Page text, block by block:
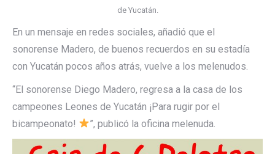
de Yucatán.
En un mensaje en redes sociales, añadió que el
sonorense Madero, de buenos recuerdos en su estadía
con Yucatán pocos años atrás, vuelve a los melenudos.
“El sonorense Diego Madero, regresa a la casa de los
campeones Leones de Yucatán ¡Para rugir por el
bicampeonato!
”, publicó la oficina melenuda.